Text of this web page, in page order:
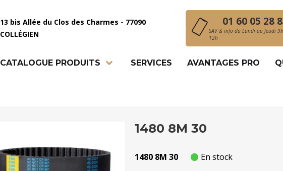
13 bis Allée du Clos des Charmes - 77090
COLLÉGIEN
01 60 05 28
SAV & info du Lundi au Jeudi
12h
CATALOGUE PRODUITS SERVICES AVANTAGES PRO
1480 8M 30
1480 8M 30 En stock